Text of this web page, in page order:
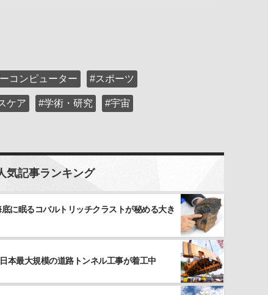
コンピューター #スポーツ
ケア #学術・研究 #宇宙
気記事ランキング
に眠るコバルトリッチクラストが秘める大き
本最大規模の道路トンネル工事が着工中